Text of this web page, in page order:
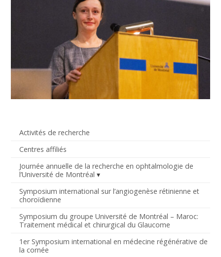
Activités de recherche
Centres affiliés
Journée annuelle de la recherche en ophtalmologie de
l’Université de Montréal
Symposium international sur l’angiogenèse rétinienne et
choroïdienne
Symposium du groupe Université de Montréal – Maroc:
Traitement médical et chirurgical du Glaucome
1er Symposium international en médecine régénérative de
la cornée